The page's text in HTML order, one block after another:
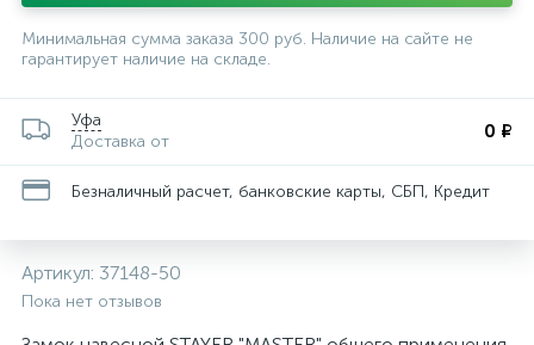
Минимальная сумма заказа 300 руб. Наличие на сайте не
гарантирует наличие на складе.
Уфа
Доставка от
0 ₽
Безналичный расчет, банковские карты, СБП, Кредит
Артикул: 37148-50
Пока нет отзывов